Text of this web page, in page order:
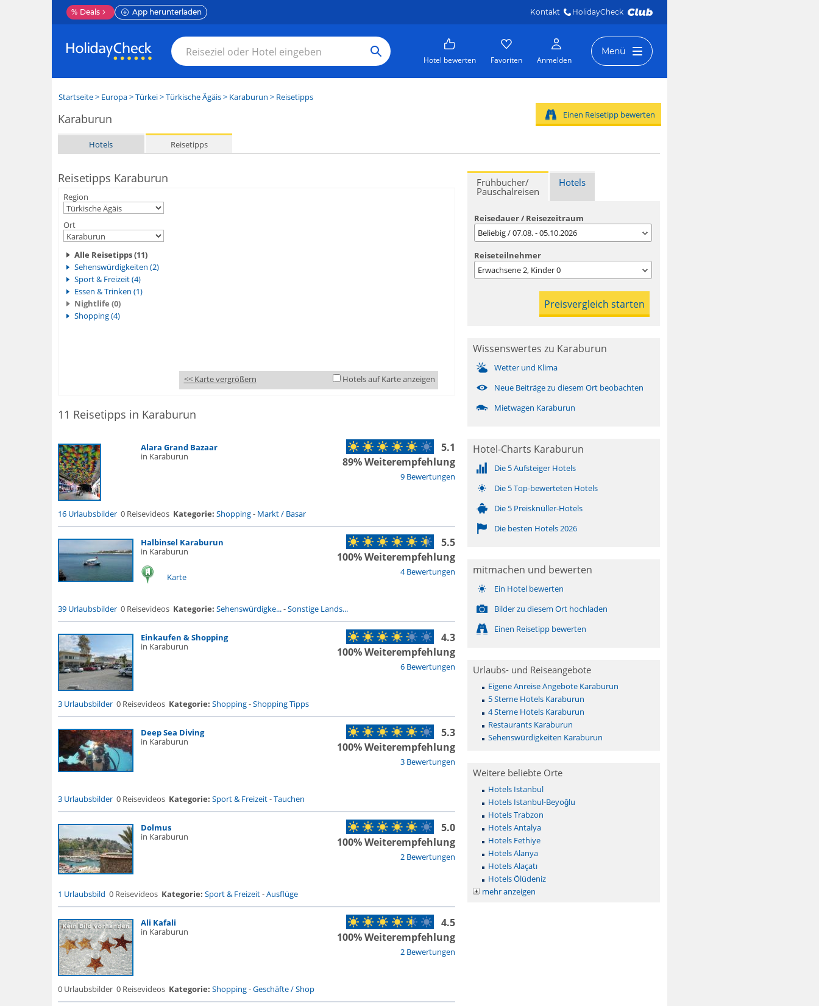
% Deals App herunterladen Kontakt HolidayCheck
Hotel bewerten Favoriten Anmelden
Menü
Startseite> Europa>Türkei>Türkische Ägäis> Karaburun > Reisetipps
Karaburun
Hotels Reisetipps
Einen Reisetipp bewerten
Reisetipps Karaburun
Region
Ort
Alle Reisetipps (11)
Sehenswürdigkeiten (2)
Sport & Freizeit (4)
Essen & Trinken (1)
Nightlife (0)
Shopping (4)
<< Karte vergrößern Hotels auf Karte anzeigen
11 Reisetipps in Karaburun
Alara Grand Bazaar
in Karaburun
9 Bewertungen
5.1
89% Weiterempfehlung
16 Urlaubsbilder 0 Reisevideos Kategorie: Shopping- Markt / Basar
Halbinsel Karaburun
in Karaburun
Karte 4 Bewertungen
5.5
100% Weiterempfehlung
39 Urlaubsbilder 0 Reisevideos Kategorie: Sehenswürdigke...-Sonstige Lands...
Einkaufen & Shopping
in Karaburun
6 Bewertungen
4.3
100% Weiterempfehlung
3 Urlaubsbilder 0 Reisevideos Kategorie: Shopping-Shopping Tipps
Deep Sea Diving
in Karaburun
3 Bewertungen
5.3
100% Weiterempfehlung
3 Urlaubsbilder 0 Reisevideos Kategorie: Sport & Freizeit-Tauchen
Dolmus
in Karaburun
2 Bewertungen
5.0
100% Weiterempfehlung
1 Urlaubsbild 0 Reisevideos Kategorie: Sport & Freizeit-Ausflüge
Ali Kafali
in Karaburun
2 Bewertungen
4.5
100% Weiterempfehlung
0 Urlaubsbilder 0 Reisevideos Kategorie: Shopping-Geschäfte / Shop
Frühbucher/
Pauschalreisen
Hotels
Reisedauer / Reisezeitraum
Beliebig / 07.08. - 05.10.2026
Reiseteilnehmer
Erwachsene2, Kinder0
Wissenswertes zu Karaburun
Wetter und Klima
Neue Beiträge zu diesem Ort beobachten
Mietwagen Karaburun
Hotel-Charts Karaburun
Die 5 Aufsteiger Hotels
Die 5 Top-bewerteten Hotels
Die 5 Preisknüller-Hotels
Die besten Hotels 2026
mitmachen und bewerten
Ein Hotel bewerten
Bilder zu diesem Ort hochladen
Einen Reisetipp bewerten
Urlaubs- und Reiseangebote
Eigene Anreise Angebote Karaburun
5 Sterne Hotels Karaburun
4 Sterne Hotels Karaburun
Restaurants Karaburun
Sehenswürdigkeiten Karaburun
Weitere beliebte Orte
Hotels Istanbul
Hotels Istanbul-Beyoğlu
Hotels Trabzon
Hotels Antalya
Hotels Fethiye
Hotels Alanya
Hotels Alaçatı
Hotels Ölüdeniz
mehr anzeigen